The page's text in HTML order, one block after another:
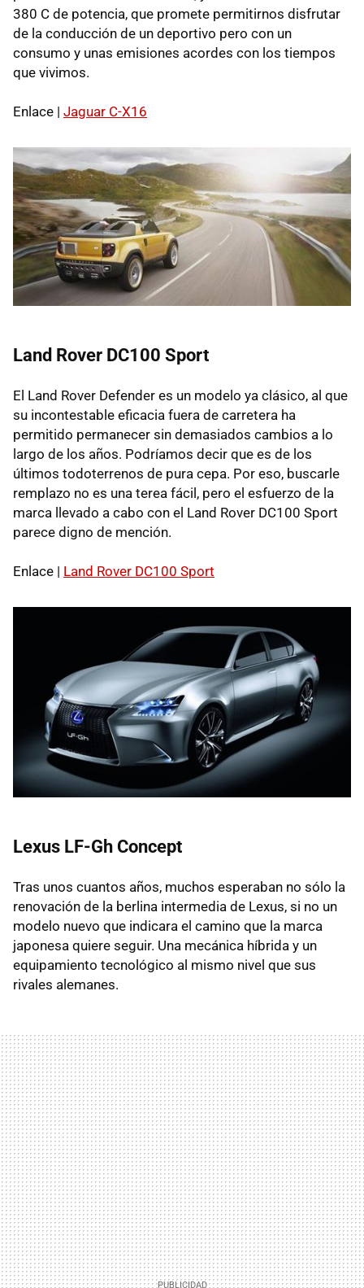
380 C de potencia, que promete permitirnos disfrutar
de la conducción de un deportivo pero con un
consumo y unas emisiones acordes con los tiempos
que vivimos.
Enlace | Jaguar C-X16
Land Rover DC100 Sport
El Land Rover Defender es un modelo ya clásico, al que
su incontestable eficacia fuera de carretera ha
permitido permanecer sin demasiados cambios a lo
largo de los años. Podríamos decir que es de los
últimos todoterrenos de pura cepa. Por eso, buscarle
remplazo no es una terea fácil, pero el esfuerzo de la
marca llevado a cabo con el Land Rover DC100 Sport
parece digno de mención.
Enlace | Land Rover DC100 Sport
Lexus LF-Gh Concept
Tras unos cuantos años, muchos esperaban no sólo la
renovación de la berlina intermedia de Lexus, si no un
modelo nuevo que indicara el camino que la marca
japonesa quiere seguir. Una mecánica híbrida y un
equipamiento tecnológico al mismo nivel que sus
rivales alemanes.